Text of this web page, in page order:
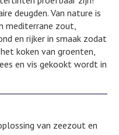
deugden. Van nature is
mediterrane zout,
en rijker in smaak zodat
koken van groenten,
en vis gekookt wordt in
van zeezout en